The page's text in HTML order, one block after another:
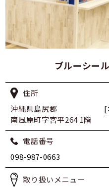
ブルーシー
住所
沖縄県島尻郡
南風原町字宮平264 1階
[
電話番号
098-987-0663
取り扱いメニュー